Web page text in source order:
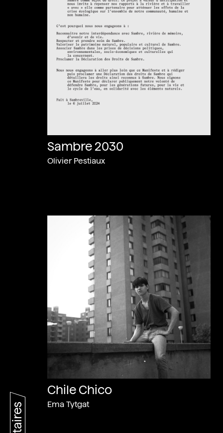
Sambre 2030
Olivier Pestiaux
Chile Chico
Ema Tytgat